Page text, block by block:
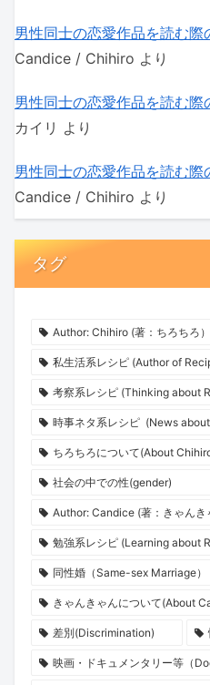
男性同士の恋愛作品を読む
Candice / Chihiro より
男性同士の恋愛作品を読む
カイリ より
男性同士の恋愛作品を読む
Candice / Chihiro より
タグ
Author: Chihiro (著：ちろちろ）
私生活系レシピ (Author of
考察系レシピ (Thinking about
時事ネタ系レシピ (News
ちろちろについて(About
社会の中での性(gender)
Author: Candice (著：きゃんき
勉強系レシピ (Learning about
同性婚（Same-sex Marriage）
きゃんきゃんについて(About
差別(Discrimination)
映画・ドキュメンタリー等（